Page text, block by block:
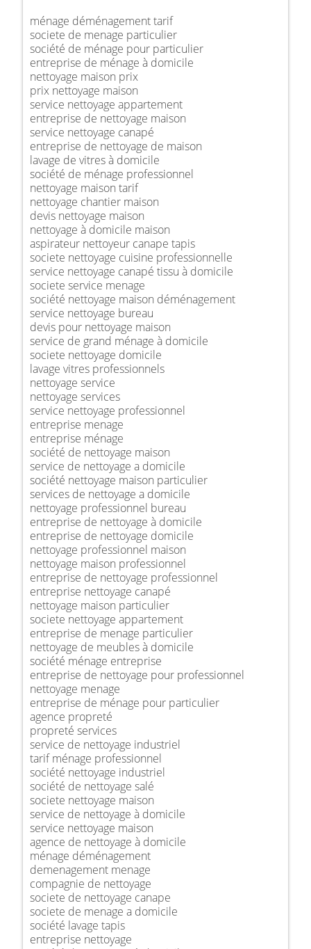
ménage déménagement tarif
societe de menage particulier
société de ménage pour particulier
entreprise de ménage à domicile
nettoyage maison prix
prix nettoyage maison
service nettoyage appartement
entreprise de nettoyage maison
service nettoyage canapé
entreprise de nettoyage de maison
lavage de vitres à domicile
société de ménage professionnel
nettoyage maison tarif
nettoyage chantier maison
devis nettoyage maison
nettoyage à domicile maison
aspirateur nettoyeur canape tapis
societe nettoyage cuisine professionnelle
service nettoyage canapé tissu à domicile
societe service menage
société nettoyage maison déménagement
service nettoyage bureau
devis pour nettoyage maison
service de grand ménage à domicile
societe nettoyage domicile
lavage vitres professionnels
nettoyage service
nettoyage services
service nettoyage professionnel
entreprise menage
entreprise ménage
société de nettoyage maison
service de nettoyage a domicile
société nettoyage maison particulier
services de nettoyage a domicile
nettoyage professionnel bureau
entreprise de nettoyage à domicile
entreprise de nettoyage domicile
nettoyage professionnel maison
nettoyage maison professionnel
entreprise de nettoyage professionnel
entreprise nettoyage canapé
nettoyage maison particulier
societe nettoyage appartement
entreprise de menage particulier
nettoyage de meubles à domicile
société ménage entreprise
entreprise de nettoyage pour professionnel
nettoyage menage
entreprise de ménage pour particulier
agence propreté
propreté services
service de nettoyage industriel
tarif ménage professionnel
société nettoyage industriel
société de nettoyage salé
societe nettoyage maison
service de nettoyage à domicile
service nettoyage maison
agence de nettoyage à domicile
ménage déménagement
demenagement menage
compagnie de nettoyage
societe de nettoyage canape
societe de menage a domicile
société lavage tapis
entreprise nettoyage